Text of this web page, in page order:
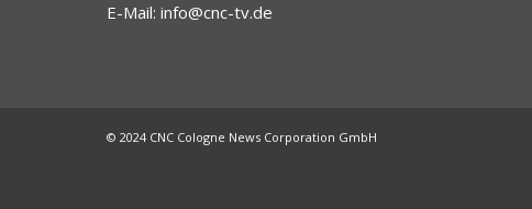
E-Mail: info@cnc-tv.de
© 2024 CNC Cologne News Corporation GmbH